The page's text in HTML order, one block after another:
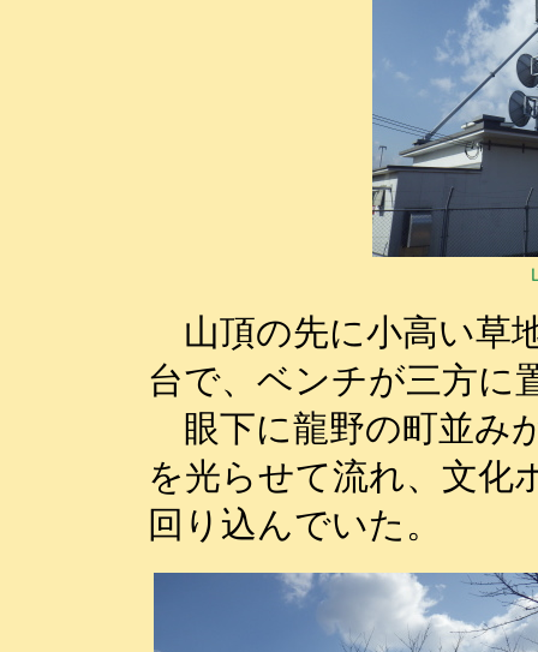
山頂の先に小高い草
台で、ベンチが三方に
眼下に龍野の町並み
を光らせて流れ、文化
回り込んでいた。